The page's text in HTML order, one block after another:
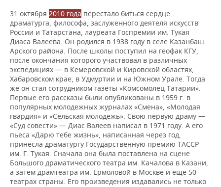
31 октября 2010 года перестало биться сердце
драматурга, философа, заслуженного деятеля искусств
России и Татарстана, лауреата Госпремии им. Тукая
Диаса Валеева. Он родился в 1938 году в селе Казанбаш
Арского района. После школы поступил на геофак КГУ,
после окончания которого участвовал в различных
экспедициях — в Кемеровской и Кировской областях,
Хабаровском крае, в Удмуртии и на Южном Урале. Тогда
же он стал сотрудником газеты «Комсомолец Татарии».
Первые его рассказы были опубликованы в 1959 г. в
популярных молодежных журналах «Смена», «Молодая
гвардия» и «Сельская молодежь». Свою первую драму —
«Суд совести» — Диас Валеев написал в 1971 году. А его
пьеса «Дарю тебе жизнь», написанная через год,
принесла драматургу Государственную премию ТАССР
им. Г. Тукая. Сначала она была поставлена на сцене
Большого драматического театра им. Качалова в Казани,
а затем драмтеатра им. Ермоловой в Москве и еще 50
театрах страны. Его произведения издавались не только